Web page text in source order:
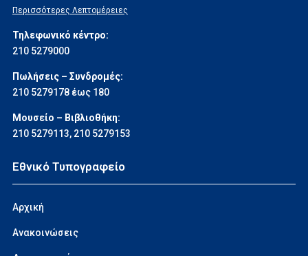
Περισσότερες Λεπτομέρειες
Τηλεφωνικό κέντρο:
210 5279000
Πωλήσεις – Συνδρομές:
210 5279178 έως 180
Μουσείο – Βιβλιοθήκη:
210 5279113, 210 5279153
Εθνικό Τυπογραφείο
Αρχική
Ανακοινώσεις